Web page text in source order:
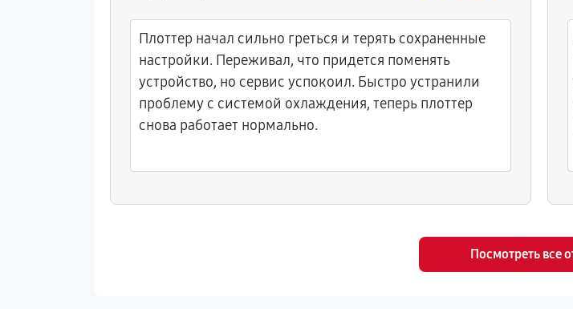
Плоттер начал сильно греться и терять сохраненные
настройки. Переживал, что придется поменять
устройство, но сервис успокоил. Быстро устранили
проблему с системой охлаждения, теперь плоттер
снова работает нормально.
Посмотреть все